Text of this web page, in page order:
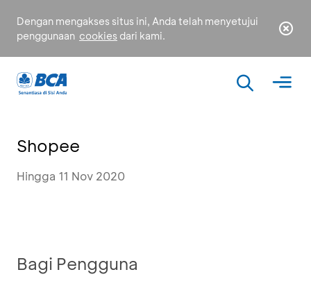
Dengan mengakses situs ini, Anda telah menyetujui
penggunaan cookies dari kami.
Shopee
Hingga 11 Nov 2020
Bagi Pengguna